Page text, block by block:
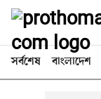
সর্বশেষ বাংলাদেশ